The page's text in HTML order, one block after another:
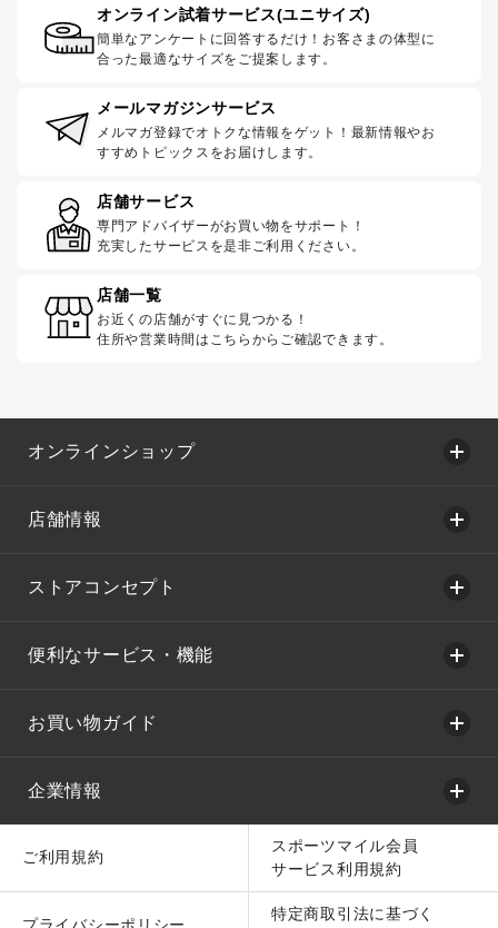
オンライン試着サービス(ユニサイズ)
簡単なアンケートに回答するだけ！お客さまの体型に
合った最適なサイズをご提案します。
メールマガジンサービス
メルマガ登録でオトクな情報をゲット！最新情報やお
すすめトピックスをお届けします。
店舗サービス
専門アドバイザーがお買い物をサポート！
充実したサービスを是非ご利用ください。
店舗一覧
お近くの店舗がすぐに見つかる！
住所や営業時間はこちらからご確認できます。
オンラインショップ
店舗情報
ストアコンセプト
便利なサービス・機能
お買い物ガイド
企業情報
ご利用規約
スポーツマイル会員
サービス利用規約
特定商取引法に基づく